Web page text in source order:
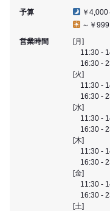
予算
￥
～￥999
営業時間
[月]
11:30 -
16:30 -
[火]
11:30 -
16:30 -
[水]
11:30 -
16:30 -
[木]
11:30 -
16:30 -
[金]
11:30 -
16:30 -
[土]